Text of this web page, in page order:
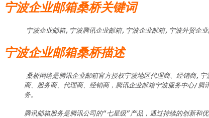
宁波企业邮箱桑桥关键词
宁波企业邮箱,宁波腾讯企业邮箱,宁波企业邮箱,宁波外贸企
宁波企业邮箱桑桥描述
桑桥网络是腾讯企业邮箱官方授权宁波地区代理商、经销商,
商、服务商、代理商、经销商，腾讯企业邮箱宁波服务中心/
务。
腾讯邮箱服务是腾讯公司的“七星级”产品，通过持续的创新和